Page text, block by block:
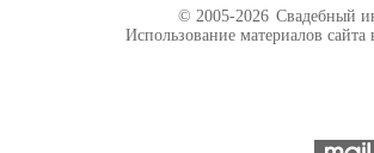
© 2005-2026 Свадебный
Использование материалов